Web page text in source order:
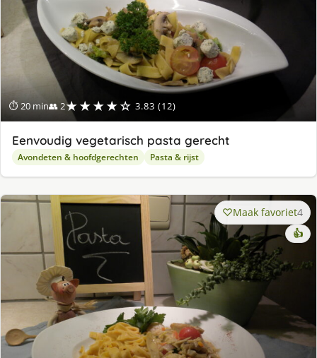
⏱ 20 min👥 2★★★★☆ 3.83 (12)
Eenvoudig vegetarisch pasta gerecht
Avondeten & hoofdgerechten Pasta & rijst
Maak favoriet4
👍